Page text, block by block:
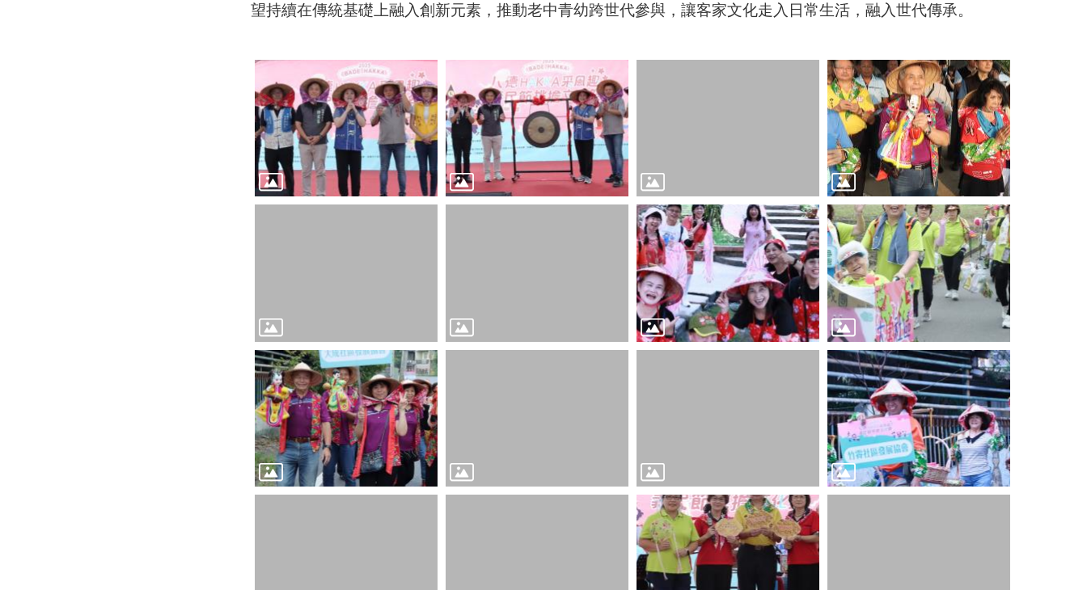
望持續在傳統基礎上融入創新元素，推動老中青幼跨世代參與，讓客家文化走入日常生活，融入世代傳承。